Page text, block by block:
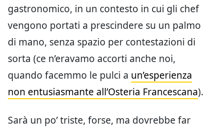
gastronomico, in un contesto in cui gli chef
vengono portati a prescindere su un palmo
di mano, senza spazio per contestazioni di
sorta (ce n’eravamo accorti anche noi,
quando facemmo le pulci a un’esperienza
non entusiasmante all’Osteria Francescana).
Sarà un po’ triste, forse, ma dovrebbe far